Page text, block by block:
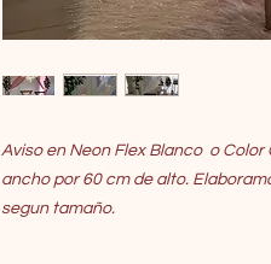
Aviso en Neon Flex Blanco o
ancho por 60 cm de alto.
segun tamaño.